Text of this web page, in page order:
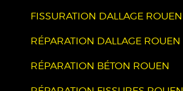
FISSURATION DALLAGE ROUEN
RÉPARATION DALLAGE ROUEN
RÉPARATION BÉTON ROUEN